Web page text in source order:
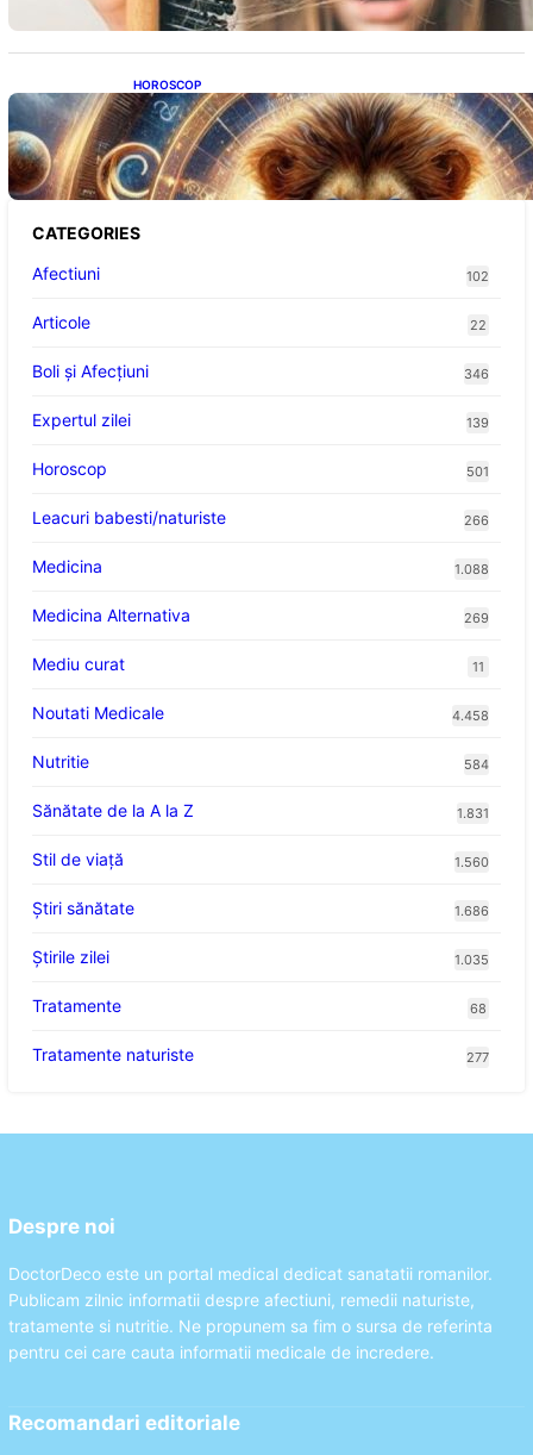
HOROSCOP
Portalul Leului 8/8: Oportunități de
Abundență pentru Cinci Zodii în 2026
CATEGORIES
Afectiuni
102
Articole 22
Boli și Afecțiuni 346
Expertul zilei 139
Horoscop 501
Leacuri babesti/naturiste 266
Medicina 1.088
Medicina Alternativa 269
Mediu curat 11
Noutati Medicale 4.458
Nutritie 584
Sănătate de la A la Z 1.831
Stil de viaţă 1.560
Ştiri sănătate 1.686
Știrile zilei 1.035
Tratamente 68
Tratamente naturiste 277
Despre noi
DoctorDeco este un portal medical dedicat sanatatii romanilor.
Publicam zilnic informatii despre afectiuni, remedii naturiste,
tratamente si nutritie. Ne propunem sa fim o sursa de referinta
pentru cei care cauta informatii medicale de incredere.
Recomandari editoriale